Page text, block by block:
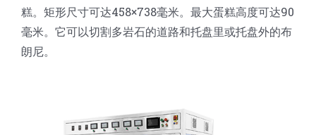
圆蛋糕切割机
奶酪切片
块状奶酪切片
公司新闻
糕。矩形尺寸可达458×738毫米。最大蛋糕高度可达90
毫米。它可以切割多岩石的道路和托盘里或托盘外的布
朗尼。